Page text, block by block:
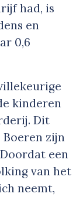
had, is
en
0,6
kinderen
Dit
zijn
een
van het
neemt,